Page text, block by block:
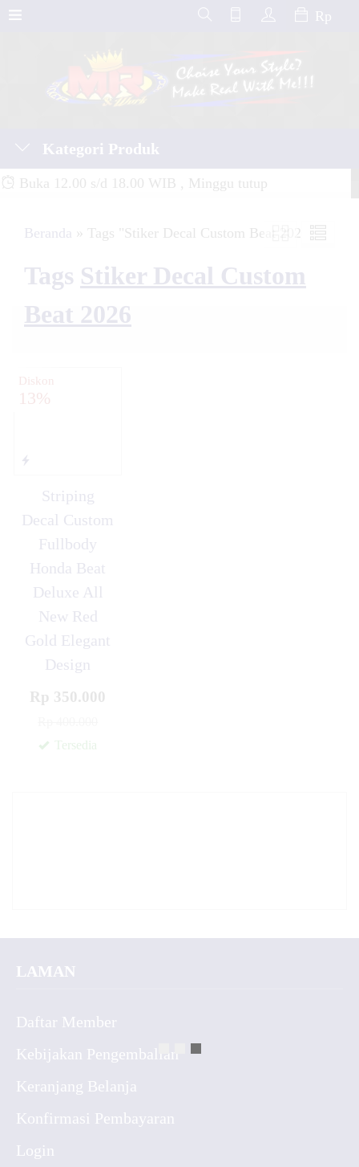
Rp
Kategori Produk
Buka 12.00 s/d 18.00 WIB , Minggu tutup
Beranda » Tags "Stiker Decal Custom Beat 2026"
Tags Stiker Decal Custom
Beat 2026
Diskon
13%
Striping
Decal Custom
Fullbody
Honda Beat
Deluxe All
New Red
Gold Elegant
Design
Rp 350.000
Tersedia
LAMAN
Daftar Member
Kebijakan Pengembalian
Keranjang Belanja
Konfirmasi Pembayaran
Login